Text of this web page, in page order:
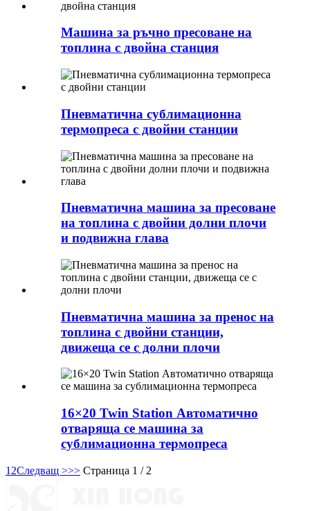
Машина за ръчно пресоване на
топлина с двойна станция
Пневматична сублимационна
термопреса с двойни станции
Пневматична машина за пресоване
на топлина с двойни долни плочи
и подвижна глава
Пневматична машина за пренос на
топлина с двойни станции,
движеща се с долни плочи
16×20 Twin Station Автоматично
отваряща се машина за
сублимационна термопреса
1 2Следващ >>> Страница 1 / 2